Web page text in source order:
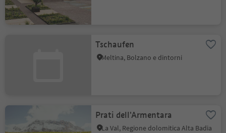
Tschaufen
Meltina, Bolzano e dintorni
Prati dell'Armentara
La Val, Regione dolomitica Alta Badia